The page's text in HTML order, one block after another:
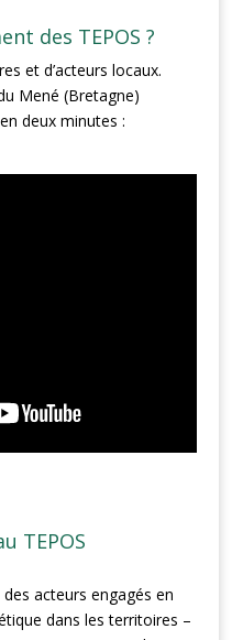
des TEPOS ?
et d’acteurs locaux.
Mené (Bretagne)
deux minutes :
TEPOS
acteurs engagés en
dans les territoires –